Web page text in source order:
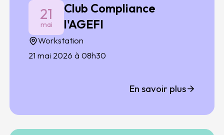
21
mai
Club Compliance
l'AGEFI
Workstation
21 mai 2026 à 08h30
En savoir plus